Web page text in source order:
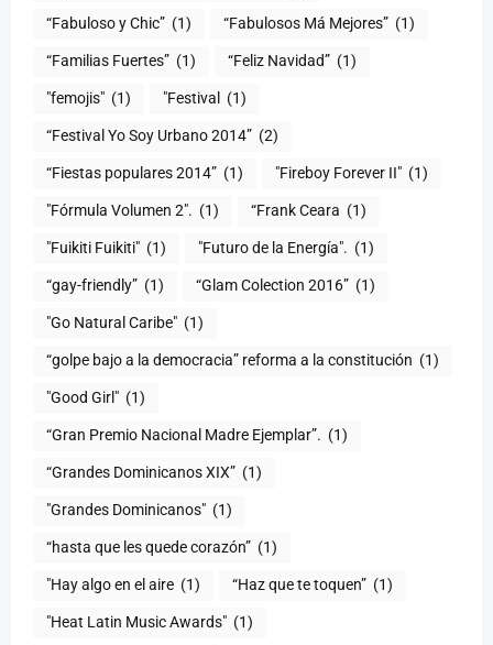
“Fabuloso y Chic” (1) “Fabulosos Má Mejores” (1)
“Familias Fuertes” (1) “Feliz Navidad” (1)
"femojis" (1) "Festival (1)
“Festival Yo Soy Urbano 2014” (2)
“Fiestas populares 2014” (1) "Fireboy Forever II" (1)
"Fórmula Volumen 2". (1) “Frank Ceara (1)
"Fuikiti Fuikiti" (1) "Futuro de la Energía". (1)
“gay-friendly” (1) “Glam Colection 2016” (1)
"Go Natural Caribe" (1)
“golpe bajo a la democracia” reforma a la constitución (1)
"Good Girl" (1)
“Gran Premio Nacional Madre Ejemplar”. (1)
“Grandes Dominicanos XIX” (1)
"Grandes Dominicanos" (1)
(1)
"Hay algo en el aire (1) “Haz que te toquen” (1)
"Heat Latin Music Awards" (1)